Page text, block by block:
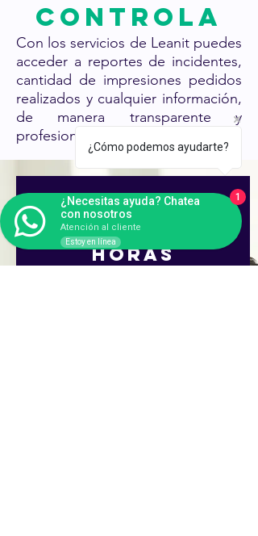
Controla
Con los servicios de Leanit puedes
acceder a reportes de incidentes,
cantidad de impresiones pedidos
realizados y cualquier información,
de manera transparente y
profesional.
te
contactamos
en menos de 8
horas
¿Cómo podemos ayudarte?
¿Necesitas ayuda? Chatea
con nosotros
Atención al cliente
Estoy en línea
1